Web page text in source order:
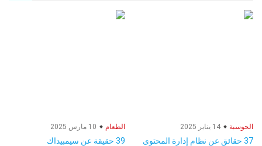
الحوسبة
37 حقائق عن نظام إدارة المحتوى
الطعام
39 حقيقة عن سيمبيداك